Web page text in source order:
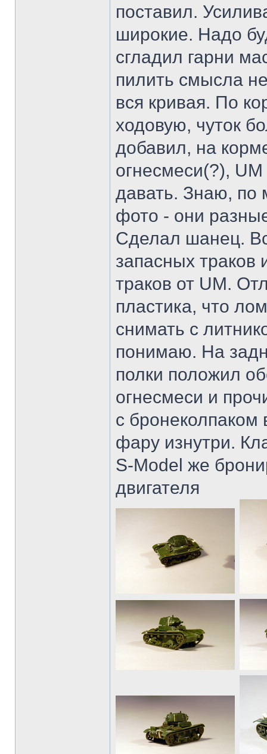
поставил.
широкие. Надо
сгладил гарни
пилить смысла
вся кривая. По
ходовую, чуток
добавил, на
огнесмеси(?),
давать. Знаю, по
фото - они
Сделал шанец.
запасных траков
траков от UM.
пластика, что
снимать с
понимаю. На
полки положил
огнесмеси и
с бронеколпаком
фару изнутри.
S-Model же
двигателя